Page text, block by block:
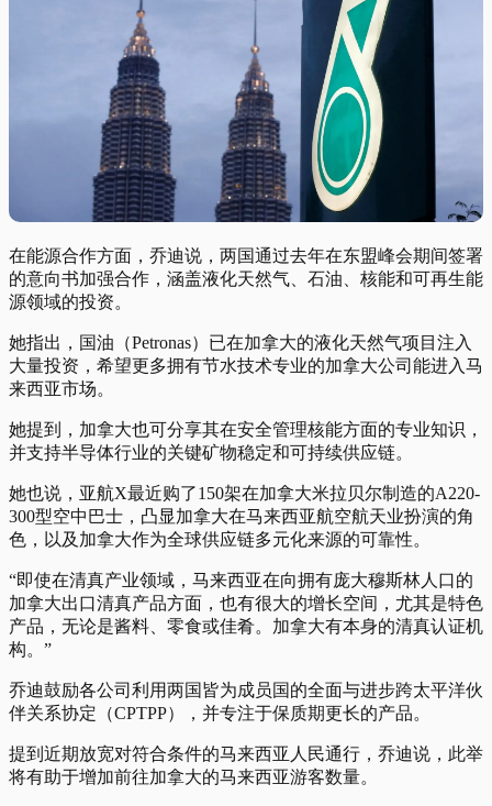
在能源合作方面，乔迪说，两国通过去年在东盟峰会期间签署
的意向书加强合作，涵盖液化天然气、石油、核能和可再生能
源领域的投资。
她指出，国油（Petronas）已在加拿大的液化天然气项目注入
大量投资，希望更多拥有节水技术专业的加拿大公司能进入马
来西亚市场。
她提到，加拿大也可分享其在安全管理核能方面的专业知识，
并支持半导体行业的关键矿物稳定和可持续供应链。
她也说，亚航X最近购了150架在加拿大米拉贝尔制造的A220-
300型空中巴士，凸显加拿大在马来西亚航空航天业扮演的角
色，以及加拿大作为全球供应链多元化来源的可靠性。
“即使在清真产业领域，马来西亚在向拥有庞大穆斯林人口的
加拿大出口清真产品方面，也有很大的增长空间，尤其是特色
产品，无论是酱料、零食或佳肴。加拿大有本身的清真认证机
构。”
乔迪鼓励各公司利用两国皆为成员国的全面与进步跨太平洋伙
伴关系协定（CPTPP），并专注于保质期更长的产品。
提到近期放宽对符合条件的马来西亚人民通行，乔迪说，此举
将有助于增加前往加拿大的马来西亚游客数量。